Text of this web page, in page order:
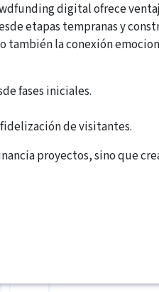
digital ofrece
etapas tempranas y
también la conexión
fases iniciales.
de visitantes.
proyectos, sino que